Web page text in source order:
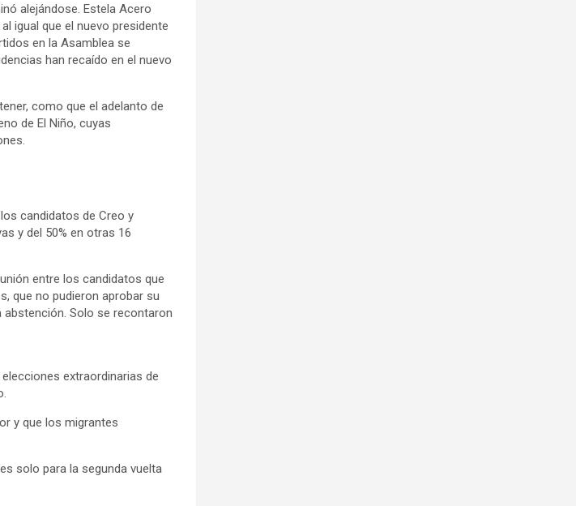
alejándose. Estela Acero
igual que el nuevo presidente
en la Asamblea se
han recaído en el nuevo
como que el adelanto de
de El Niño, cuyas
candidatos de Creo y
y del 50% en otras 16
entre los candidatos que
que no pudieron aprobar su
Solo se recontaron
extraordinarias de
y que los migrantes
solo para la segunda vuelta